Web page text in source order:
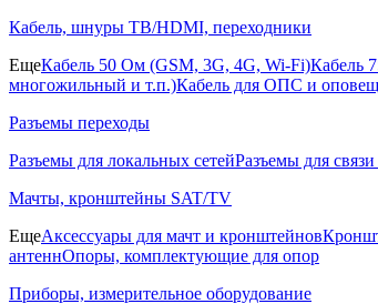
Кабель, шнуры ТВ/HDMI, переходники
ЕщеКабель 50 Ом (GSM, 3G, 4G, Wi-Fi)Кабель
многожильный и т.п.)Кабель для ОПС и
Разъемы переходы
Разъемы для локальных сетейРазъемы для
Мачты, кронштейны SAT/TV
ЕщеАксессуары для мачт и кронштейнов
антеннОпоры, комплектующие для опор
Приборы, измерительное оборудование